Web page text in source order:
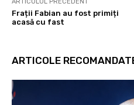
ARTICOLUL PRECEDENT
Frații Fabian au fost primiți
acasă cu fast
ARTICOLE